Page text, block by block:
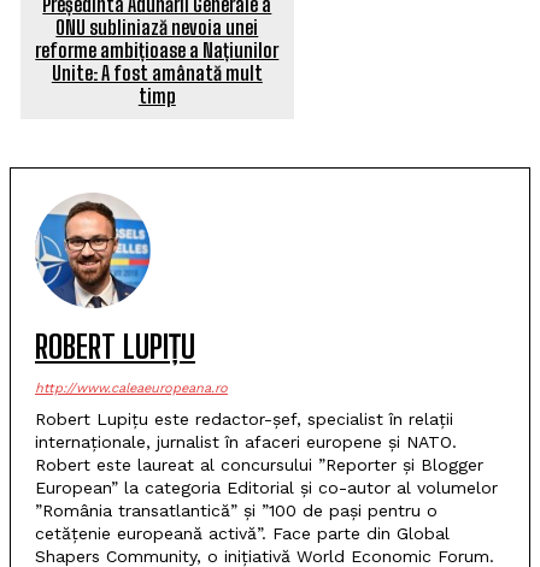
ONU subliniază nevoia unei
reforme ambițioase a Națiunilor
Unite: A fost amânată mult
timp
ROBERT LUPIȚU
http://www.caleaeuropeana.ro
Robert Lupițu este redactor-șef, specialist în relații
internaționale, jurnalist în afaceri europene și NATO.
Robert este laureat al concursului ”Reporter și Blogger
European” la categoria Editorial și co-autor al volumelor
”România transatlantică” și ”100 de pași pentru o
cetățenie europeană activă”. Face parte din Global
Shapers Community, o inițiativă World Economic Forum.